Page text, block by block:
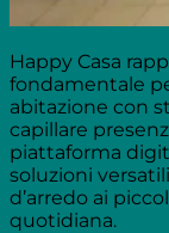
Happy Casa
fondamentale
abitazione con
capillare
piattaforma
soluzioni
d’arredo ai
quotidiana.